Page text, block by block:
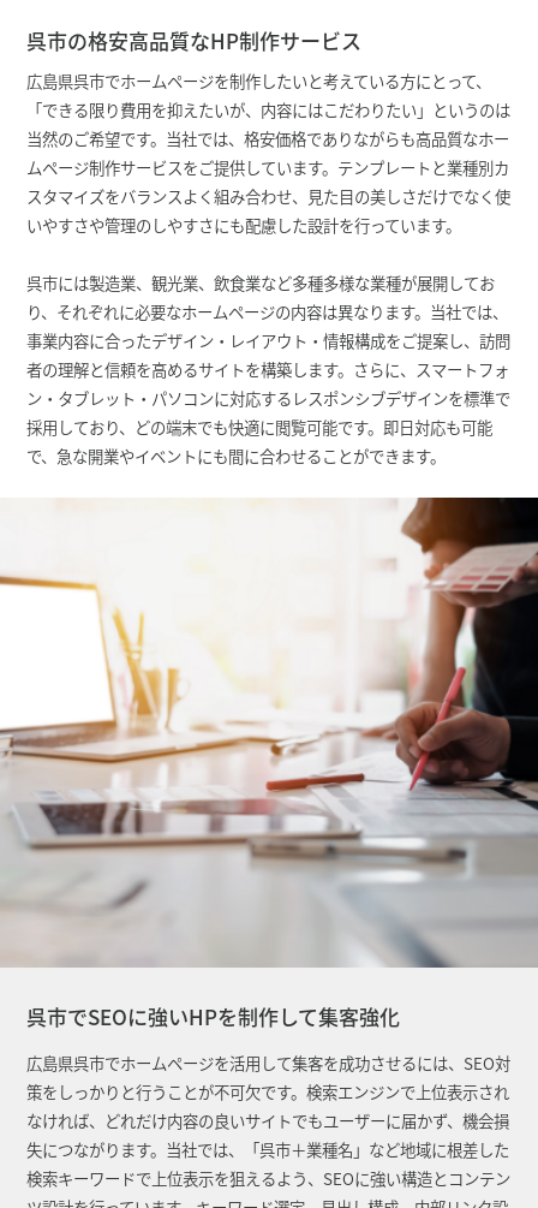
呉市の格安高品質なHP制作サービス
広島県呉市でホームページを制作したいと考えている方にとって、
「できる限り費用を抑えたいが、内容にはこだわりたい」というのは
当然のご希望です。当社では、格安価格でありながらも高品質なホー
ムページ制作サービスをご提供しています。テンプレートと業種別カ
スタマイズをバランスよく組み合わせ、見た目の美しさだけでなく使
いやすさや管理のしやすさにも配慮した設計を行っています。
呉市には製造業、観光業、飲食業など多種多様な業種が展開してお
り、それぞれに必要なホームページの内容は異なります。当社では、
事業内容に合ったデザイン・レイアウト・情報構成をご提案し、訪問
者の理解と信頼を高めるサイトを構築します。さらに、スマートフォ
ン・タブレット・パソコンに対応するレスポンシブデザインを標準で
採用しており、どの端末でも快適に閲覧可能です。即日対応も可能
で、急な開業やイベントにも間に合わせることができます。
呉市でSEOに強いHPを制作して集客強化
広島県呉市でホームページを活用して集客を成功させるには、SEO対
策をしっかりと行うことが不可欠です。検索エンジンで上位表示され
なければ、どれだけ内容の良いサイトでもユーザーに届かず、機会損
失につながります。当社では、「呉市＋業種名」など地域に根差した
検索キーワードで上位表示を狙えるよう、SEOに強い構造とコンテン